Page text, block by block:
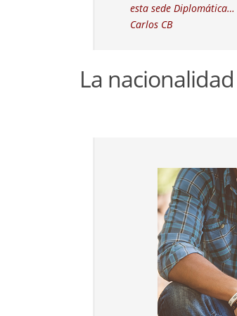
esta sede Diplomática…
Carlos CB
La